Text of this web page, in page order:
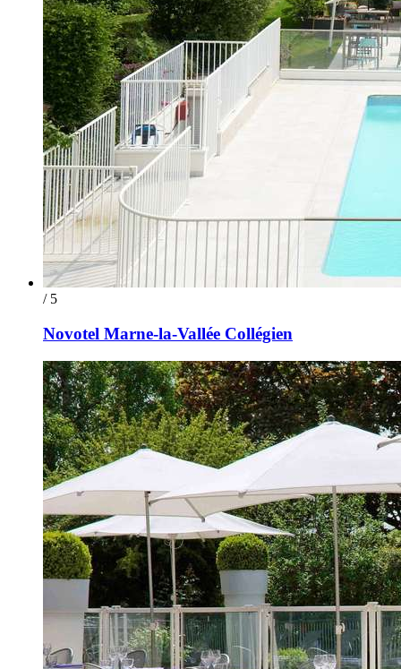
/ 5
Novotel Marne-la-Vallée Collégien